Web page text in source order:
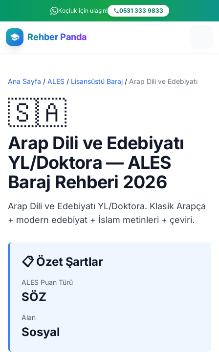
Ana içeriğe atlaKoçluk için ulaşın! 0531 333 9833
Rehber Panda
Ana Sayfa / ALES / Lisansüstü Baraj / Arap Dili ve Edebiyatı
🇸🇦
Arap Dili ve Edebiyatı
YL/Doktora — ALES
Baraj Rehberi 2026
Arap Dili ve Edebiyatı YL/Doktora. Klasik Arapça
+ modern edebiyat + İslam metinleri + çeviri.
📋 Özet Şartlar
ALES Puan Türü
SÖZ
Alan
Sosyal